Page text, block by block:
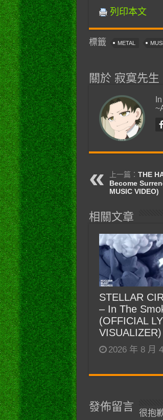
列印本文
標籤 METAL
關於 寂寞先生
上一篇： THE
Become
MUSIC VIDEO)
相關文章
STELLAR
– In The
(OFFICIAL
VISUALIZER)
2026 年 8 月
發佈留言
很抱